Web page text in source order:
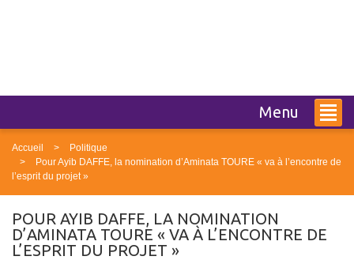
Menu
Accueil
Politique
Pour Ayib DAFFE, la nomination d’Aminata TOURE « va à l’encontre de
l’esprit du projet »
POUR AYIB DAFFE, LA NOMINATION
D’AMINATA TOURE « VA À L’ENCONTRE DE
L’ESPRIT DU PROJET »